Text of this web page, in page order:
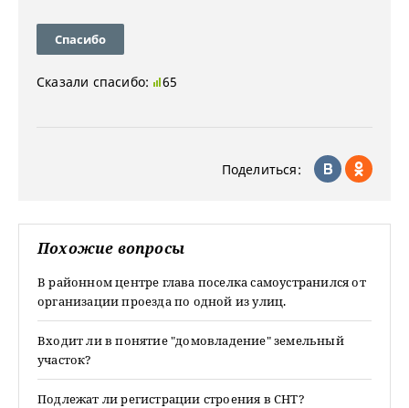
Спасибо
Сказали спасибо: 65
Поделиться:
Похожие вопросы
В районном центре глава поселка самоустранился от
организации проезда по одной из улиц.
Входит ли в понятие "домовладение" земельный
участок?
Подлежат ли регистрации строения в СНТ?